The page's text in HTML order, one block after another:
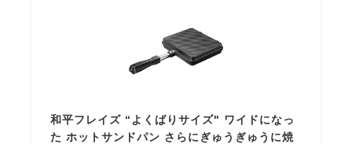
和平フレイズ “よくばりサイズ" ワイドになっ
た ホットサンドパン さらにぎゅうぎゅうに焼